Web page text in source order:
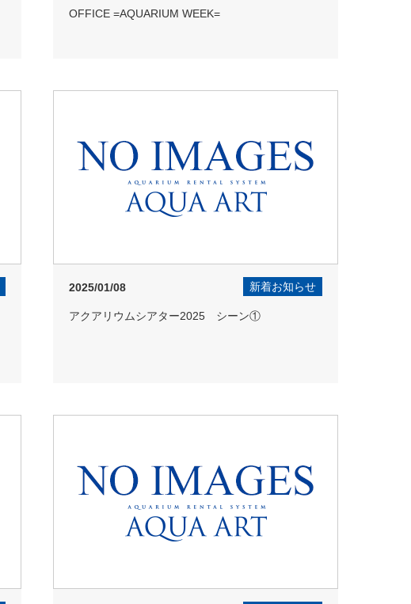
OFFICE =AQUARIUM WEEK=
2025/01/08 新着お知らせ
アクアリウムシアター2025 シーン①